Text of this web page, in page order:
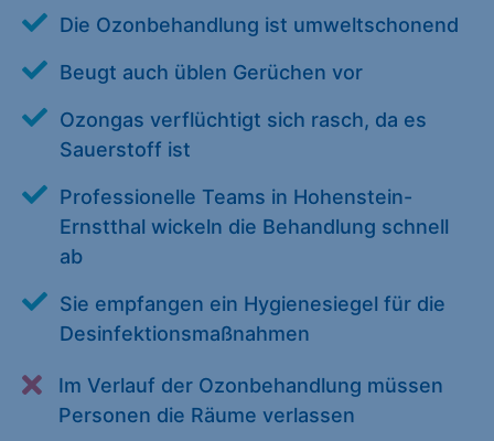
Die Ozonbehandlung ist umweltschonend
Beugt auch üblen Gerüchen vor
Ozongas verflüchtigt sich rasch, da es
Sauerstoff ist
Professionelle Teams in Hohenstein-
Ernstthal wickeln die Behandlung schnell
ab
Sie empfangen ein Hygienesiegel für die
Desinfektionsmaßnahmen
Im Verlauf der Ozonbehandlung müssen
Personen die Räume verlassen
Alle akzeptieren Speichern
Zurück
Essenziell (1)
sind für die einwandfreie Funktion der Website erforderlich.
Cookie-Informationen anzeigen
Statistik Cookies erfassen Informationen anonym. Diese
unsere Website nutzen. Statistik Cookies erfassen Informationen
anonym. Diese Informationen helfen uns zu verstehen, wie